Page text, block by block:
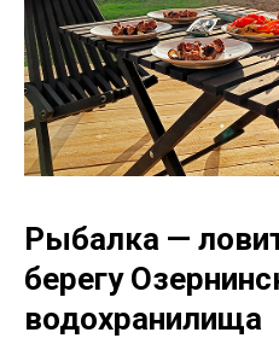
Рыбалка —
берегу
водохранилища